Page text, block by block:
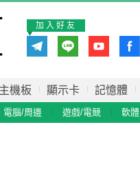
加入好友
主機板 顯示卡 記憶體
電腦/周邊 遊戲/電競 軟體